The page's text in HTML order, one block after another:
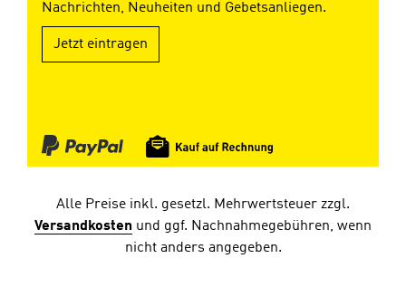
Nachrichten, Neuheiten und Gebetsanliegen.
Jetzt eintragen
Alle Preise inkl. gesetzl. Mehrwertsteuer zzgl.
Versandkosten und ggf. Nachnahmegebühren, wenn
nicht anders angegeben.